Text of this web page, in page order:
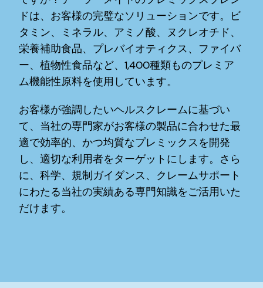
ドは、お客様の完璧なソリューションです。ビ
タミン、ミネラル、アミノ酸、ヌクレオチド、
栄養補助食品、プレバイオティクス、ファイバ
ー、植物性食品など、1,400種類ものプレミア
ム機能性原料を使用しています。
お客様が強調したいヘルスクレームに基づい
て、当社の専門家がお客様の製品に合わせた最
適で効率的、かつ均質なプレミックスを開発
し、適切な利用者をターゲットにします。さら
に、科学、規制ガイダンス、クレームサポート
にわたる当社の実績ある専門知識をご活用いた
だけます。